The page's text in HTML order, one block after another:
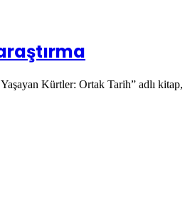
Kürtler: Ortak Tarih” adlı kitap,